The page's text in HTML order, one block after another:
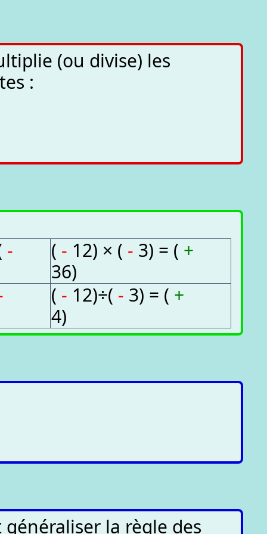
(ou divise) les
:
-
( - 12) × ( - 3) = ( +
36)
( - 12)÷( - 3) = ( +
4)
la règle des